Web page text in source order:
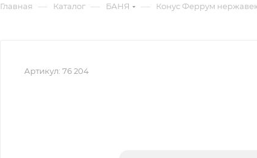
Главная — Каталог — БАНЯ — Конус Феррум
Артикул: 76 204